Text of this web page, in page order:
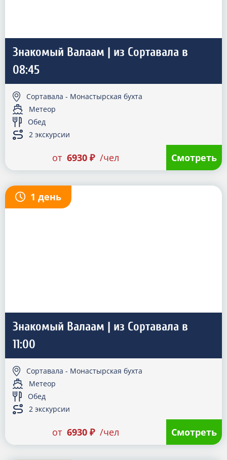
Знакомый Валаам | из Сортавала в
08:45
Сортавала - Монастырская бухта
Метеор
Обед
2 экскурсии
от 6930 ₽ /чел Смотреть
Знакомый Валаам | из Сортавала в
11:00
Сортавала - Монастырская бухта
Метеор
Обед
2 экскурсии
от 6930 ₽ /чел Смотреть
1 день